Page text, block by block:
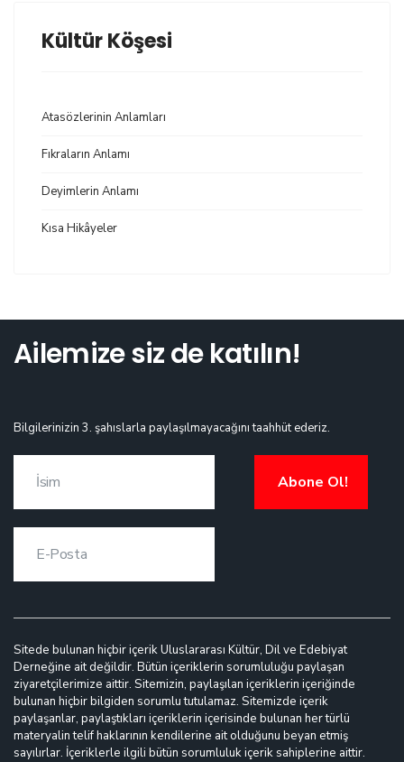
Kültür Köşesi
Atasözlerinin Anlamları
Fıkraların Anlamı
Deyimlerin Anlamı
Kısa Hikâyeler
Ailemize siz de katılın!
Bilgilerinizin 3. şahıslarla paylaşılmayacağını taahhüt ederiz.
Abone Ol!
Sitede bulunan hiçbir içerik Uluslararası Kültür, Dil ve Edebiyat
Derneğine ait değildir. Bütün içeriklerin sorumluluğu paylaşan
ziyaretçilerimize aittir. Sitemizin, paylaşılan içeriklerin içeriğinde
bulunan hiçbir bilgiden sorumlu tutulamaz. Sitemizde içerik
paylaşanlar, paylaştıkları içeriklerin içerisinde bulunan her türlü
materyalin telif haklarının kendilerine ait olduğunu beyan etmiş
sayılırlar. İçeriklerle ilgili bütün sorumluluk içerik sahiplerine aittir.